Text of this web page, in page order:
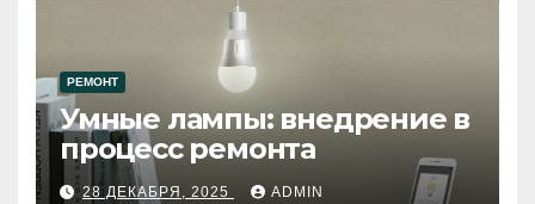
РЕМОНТ
Умные лампы: внедрение в
процесс ремонта
28 ДЕКАБРЯ, 2025 ADMIN